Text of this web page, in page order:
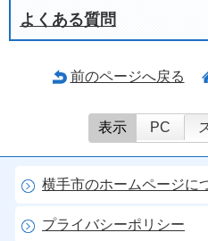
よくある質問
前のページへ戻る
表示 PC
横手市のホームページに
プライバシーポリシー